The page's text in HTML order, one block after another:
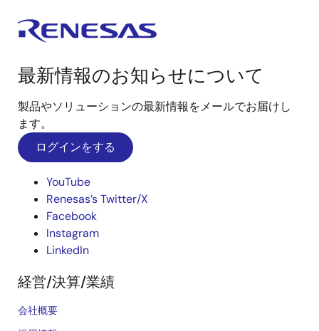
最新情報のお知らせについて
製品やソリューションの最新情報をメールでお届けし
ます。
ログインをする
YouTube
Renesas’s Twitter/X
Facebook
Instagram
LinkedIn
経営/決算/業績
会社概要